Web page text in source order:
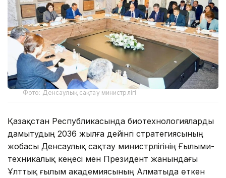
Фото: Денсаулық сақтау министрлігі
Қазақстан Республикасында биотехнологияларды
дамытудың 2036 жылға дейінгі стратегиясының
жобасы Денсаулық сақтау министрлігінің Ғылыми-
техникалық кеңесі мен Президент жанындағы
Ұлттық ғылым академиясының Алматыда өткен